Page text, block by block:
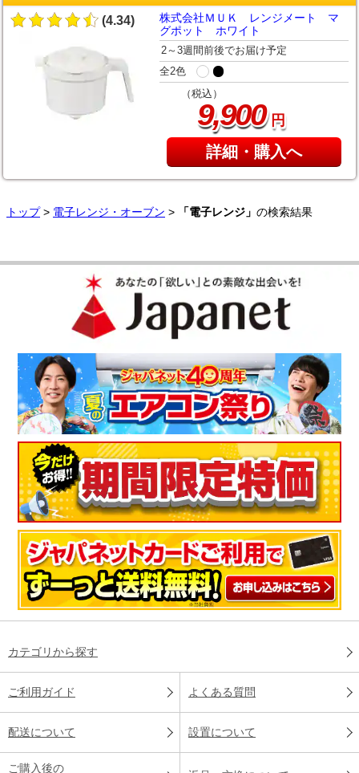
(4.34)
株式会社ＭＵＫ レンジメート マ
グポット ホワイト
2～3週間前後でお届け予定
全2色
（税込）
9,900円
詳細・購入へ
トップ> 電子レンジ・オーブン > 「電子レンジ」 の検索結果
カテゴリから探す
ご利用ガイド よくある質問
配送について 設置について
ご購入後の